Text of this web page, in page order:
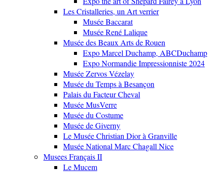
Les Cristalleries, un Art verrier
Musée Baccarat
Musée René Lalique
Musée des Beaux Arts de Rouen
Expo Marcel Duchamp, ABCDuchamp
Expo Normandie Impressionniste 2024
Musée Zervos Vézelay
Musée du Temps à Besançon
Palais du Facteur Cheval
Musée MusVerre
Musée du Costume
Musée de Giverny
Le Musée Christian Dior à Granville
Musée National Marc Chagall Nice
Musees Français II
Le Mucem